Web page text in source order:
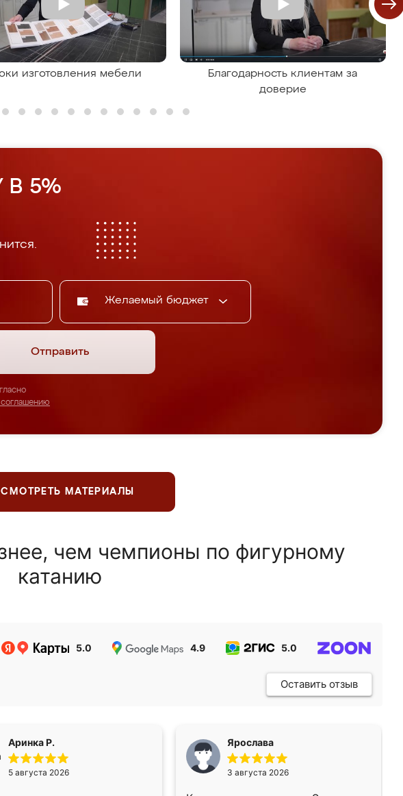
изготовления мебели
Благодарность клиентам за
доверие
5%
Желаемый бюджет
Отправить
соглашению
МАТЕРИАЛЫ
чем чемпионы по фигурному
катанию
5.0 4.9 5.0
Оставить отзыв
Аринка Р.
5 августа 2026
Ярослава
3 августа 2026